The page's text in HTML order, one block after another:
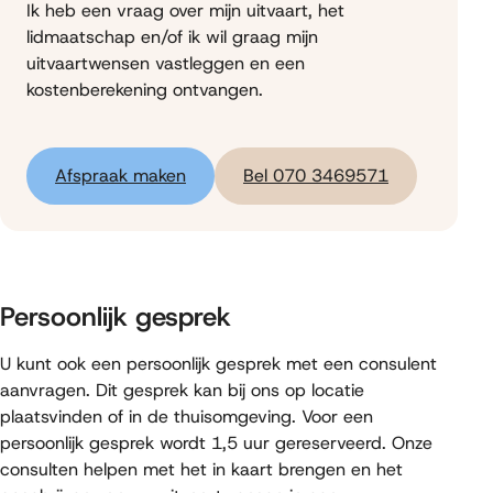
Ik heb een vraag over mijn uitvaart, het
lidmaatschap en/of ik wil graag mijn
uitvaartwensen vastleggen en een
kostenberekening ontvangen.
Afspraak maken Bel 070 3469571
Persoonlijk gesprek
U kunt ook een persoonlijk gesprek met een consulent
aanvragen. Dit gesprek kan bij ons op locatie
plaatsvinden of in de thuisomgeving. Voor een
persoonlijk gesprek wordt 1,5 uur gereserveerd. Onze
consulten helpen met het in kaart brengen en het